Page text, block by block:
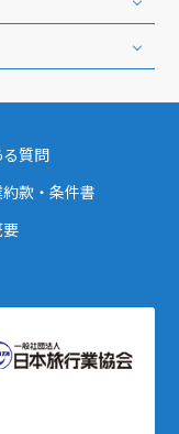
質問
款・条件書